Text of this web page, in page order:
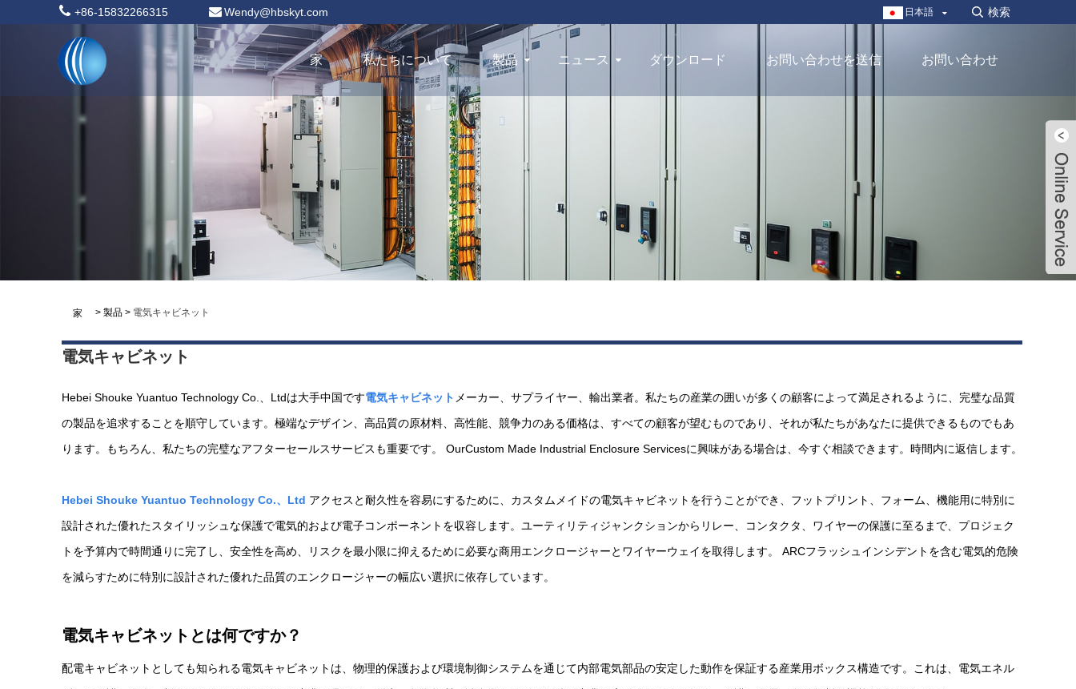
+86-15832266315 Wendy@hbskyt.com 日本語
家 私たちについて 製品 ニュース ダウンロード お問い合わせを送信 お問い合わせ
家 > 製品 > 電気キャビネット
電気キャビネット
Hebei Shouke Yuantuo Technology Co.、Ltdは大手中国です電気キャビネット メーカー、サプライヤー、輸出業者。私たちの産業の囲いが多くの顧客によって満足されるように、完璧な品質
の製品を追求することを順守しています。極端なデザイン、高品質の原材料、高性能、競争力のある価格は、すべての顧客が望むものであり、それが私たちがあなたに提供できるものでもあ
ります。もちろん、私たちの完璧なアフターセールスサービスも重要です。 OurCustom Made Industrial Enclosure Servicesに興味がある場合は、今すぐ相談できます。時間内に返信します。
Hebei Shouke Yuantuo Technology Co.、Ltd アクセスと耐久性を容易にするために、カスタムメイドの電気キャビネットを行うことができ、フットプリント、フォーム、機能用に特別に
設計された優れたスタイリッシュな保護で電気的および電子コンポーネントを収容します。ユーティリティジャンクションからリレー、コンタクタ、ワイヤーの保護に至るまで、プロジェク
トを予算内で時間通りに完了し、安全性を高め、リスクを最小限に抑えるために必要な商用エンクロージャーとワイヤーウェイを取得します。 ARCフラッシュインシデントを含む電気的危険
を減らすために特別に設計された優れた品質のエンクロージャーの幅広い選択に依存しています。
電気キャビネットとは何ですか？
配電キャビネットとしても知られる電気キャビネットは、物理的保護および環境制御システムを通じて内部電気部品の安定した動作を保証する産業用ボックス構造です。これは、電気エネル